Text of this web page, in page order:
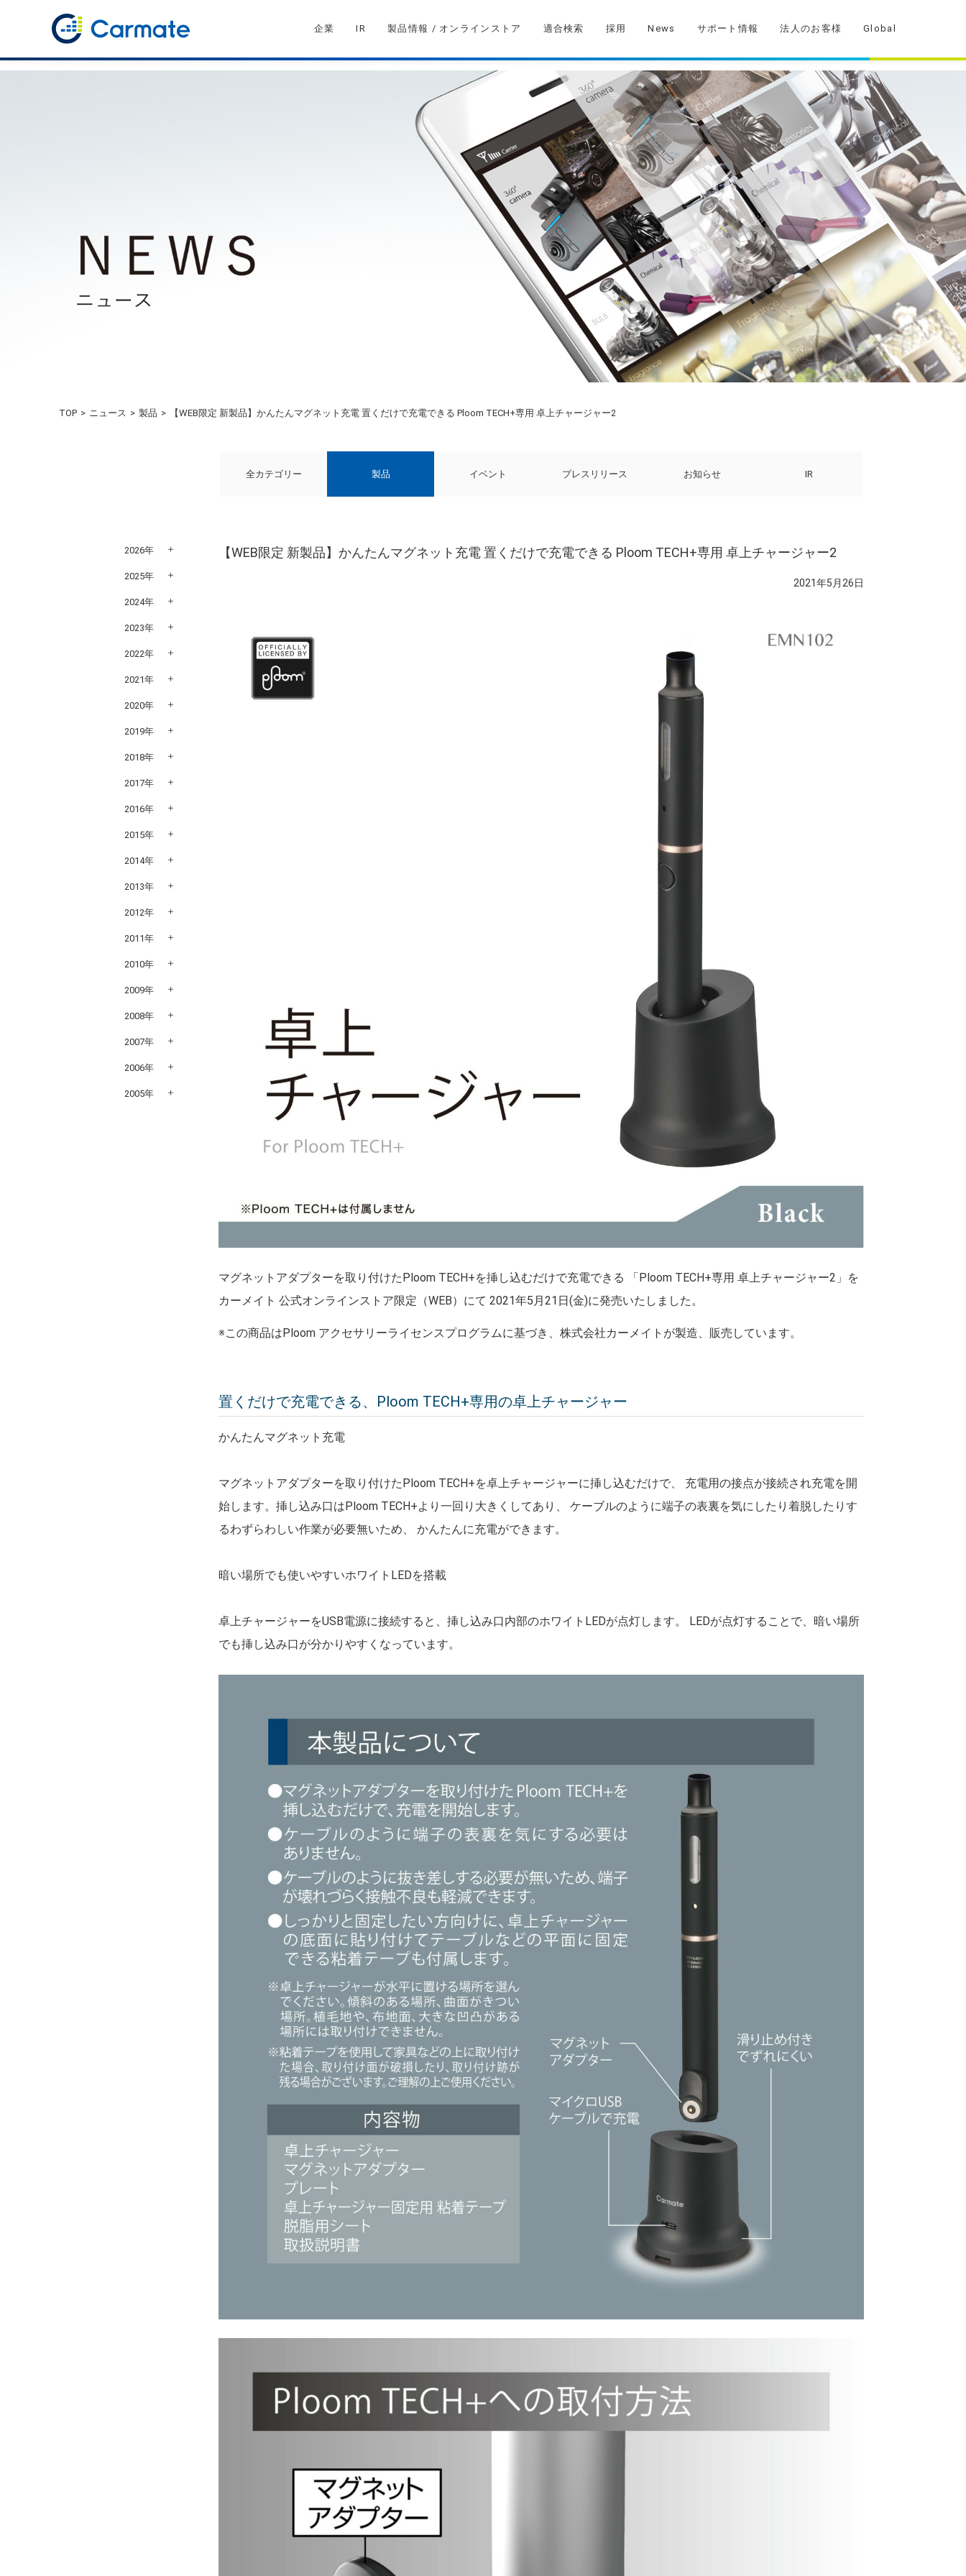
企業 IR 製品情報 / オンラインストア 適合検索 採用 News サポート情報 法人のお客様 Global
TOP ニュース 製品 【WEB限定 新製品】かんたんマグネット充電 置くだけで充電できる Ploom TECH+専用 卓上チャージャー2
全カテゴリー 製品 イベント プレスリリース お知らせ IR
【WEB限定 新製品】かんたんマグネット充電 置くだけで充電できる Ploom TECH+専用 卓上チャージャー2
2021年5月26日
マグネットアダプターを取り付けたPloom TECH+を挿し込むだけで充電できる 「Ploom TECH+専用 卓上チャージャー2」を
カーメイト 公式オンラインストア限定（WEB）にて 2021年5月21日(金)に発売いたしました。
※この商品はPloom アクセサリーライセンスプログラムに基づき、株式会社カーメイトが製造、販売しています。
置くだけで充電できる、Ploom TECH+専用の卓上チャージャー
かんたんマグネット充電
マグネットアダプターを取り付けたPloom TECH+を卓上チャージャーに挿し込むだけで、 充電用の接点が接続され充電を開
始します。挿し込み口はPloom TECH+より一回り大きくしてあり、 ケーブルのように端子の表裏を気にしたり着脱したりす
るわずらわしい作業が必要無いため、 かんたんに充電ができます。
暗い場所でも使いやすいホワイトLEDを搭載
卓上チャージャーをUSB電源に接続すると、挿し込み口内部のホワイトLEDが点灯します。 LEDが点灯することで、暗い場所
でも挿し込み口が分かりやすくなっています。
2026年
2025年
2024年
2023年
2022年
2021年
2020年
2019年
2018年
2017年
2016年
2015年
2014年
2013年
2012年
2011年
2010年
2009年
2008年
2007年
2006年
2005年